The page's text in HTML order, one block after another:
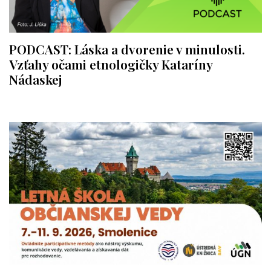
PODCAST: Láska a dvorenie v minulosti.
Vzťahy očami etnologičky Kataríny
Nádaskej